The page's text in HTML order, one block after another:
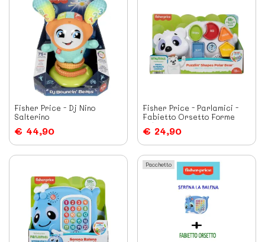
Fisher Price - Dj Nino
Salterino
€ 44,90
Fisher Price - Parlamici -
Fabietto Orsetto Forme
Colori
€ 24,90
Pacchetto